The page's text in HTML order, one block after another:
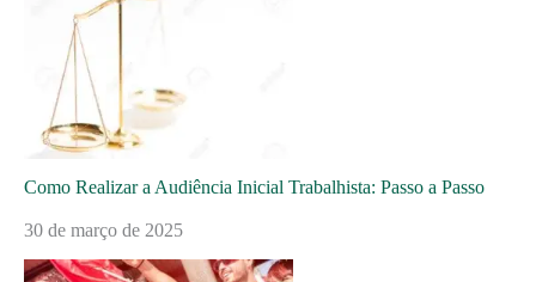
Como Realizar a Audiência Inicial Trabalhista: Passo a Passo
30 de março de 2025